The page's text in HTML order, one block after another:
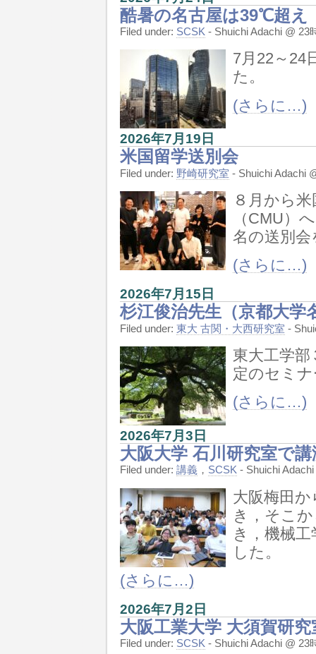
酷暑の名古屋は39℃超え
Filed under: SCSK - Shuichi Adachi @ 23
7月22～24
た。
(さらに…)
2026年7月19日
米国留学送別会
Filed under: 野崎研究室 - Shuichi Adachi
８月から
（CMU）
名の送別
(さらに…)
2026年7月15日
杉江俊治先生（京都大学
Filed under: 東大 古関・大西研究室 -
東大工学部
定のセミ
(さらに…)
2026年7月3日
大阪大学 石川研究室で講
Filed under: 講義 ， SCSK - Shuichi
大阪梅田
き，そこ
き，機械
した。
(さらに…)
2026年7月2日
大阪工業大学 大須賀研
Filed under: SCSK - Shuichi Adachi @ 23